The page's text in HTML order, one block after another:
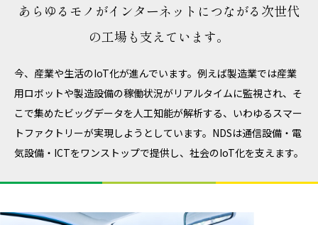
あらゆるモノがインターネットにつながる 次世代
の工場も支えています。
今、産業や生活のIoT化が進んでいます。例えば製造業では産業
用ロボットや製造設備の稼働状況がリアルタイムに監視され、そ
こで集めたビッグデータを人工知能が解析する、いわゆるスマー
トファクトリーが実現しようとしています。NDSは通信設備・電
気設備・ICTをワンストップで提供し、社会のIoT化を支えます。